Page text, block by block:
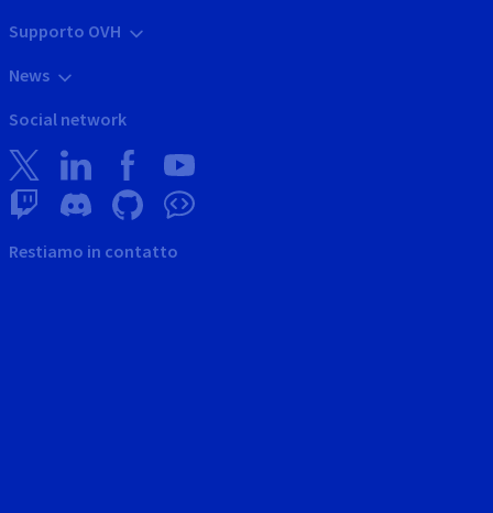
Supporto OVH
News
Social network
Restiamo in contatto